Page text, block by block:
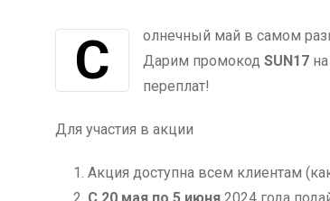
Солнечный май в самом разгаре, проведите его с удовольствием. Дарим промокод SUN17 на
переплат!
Для участия в акции
Акция доступна всем клиентам